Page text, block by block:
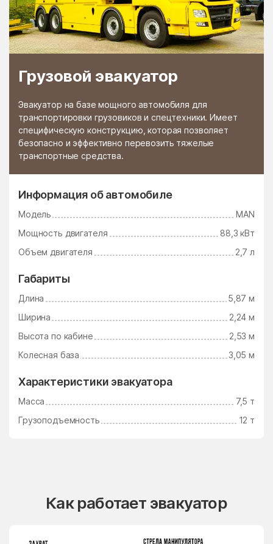
Грузовой эвакуатор
Эвакуатор на базе мощного автомобиля для
транспортировки грузовиков и спецтехники. Имеет
специфическую конструкцию, которая позволяет
безопасно и эффективно перевозить тяжелые
транспортные средства.
Информация об автомобиле
Модель
MAN
Мощность двигателя
88,3 кВт
Объем двигателя
2,7 л
Габариты
Длина
5,87 м
Ширина
2,24 м
Высота по кабине
2,53 м
Колесная база
3,05 м
Характеристики эвакуатора
Масса
7,5 т
Грузоподъемность
12 т
Как работает эвакуатор